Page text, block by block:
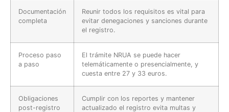
Documentación
completa
Reunir todos los requisitos es vital para
evitar denegaciones y sanciones durante
el registro.
Proceso paso
a paso
El trámite NRUA se puede hacer
telemáticamente o presencialmente, y
cuesta entre 27 y 33 euros.
Obligaciones
post-registro
Cumplir con los reportes y mantener
actualizado el registro evita multas y